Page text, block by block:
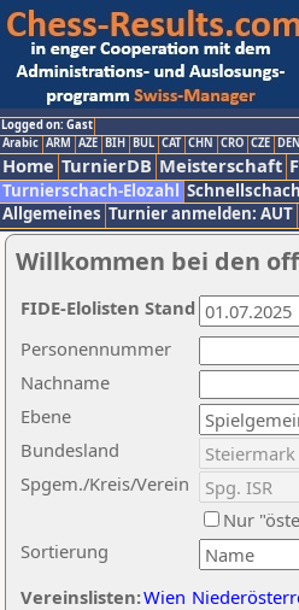
Logged on: Gast
Arabic ARM AZE BIH BUL CAT CHN CRO CZE DEN
Home TurnierDB Meisterschaft
Turnierschach-Elozahl
Allgemeines Turnier anmelden: AUT
Willkommen bei den
Nachname
Ebene
Sortierung
Personennummer
Bundesland
Spgem./Kreis/Verein
Nur
Vereinslisten:Wien
FIDE-Elolisten Stand